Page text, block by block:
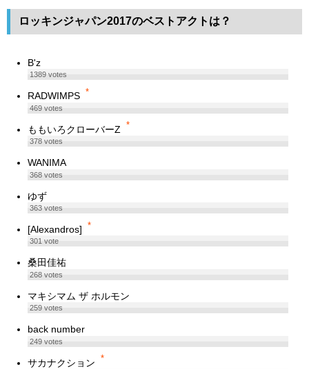
ロッキンジャパン2017のベストアクトは？
B'z
1389votes
RADWIMPS *
469votes
ももいろクローバーZ *
378votes
WANIMA
368votes
ゆず
363votes
[Alexandros] *
301vote
桑田佳祐
268votes
マキシマム ザ ホルモン
259votes
back number
249votes
サカナクション *